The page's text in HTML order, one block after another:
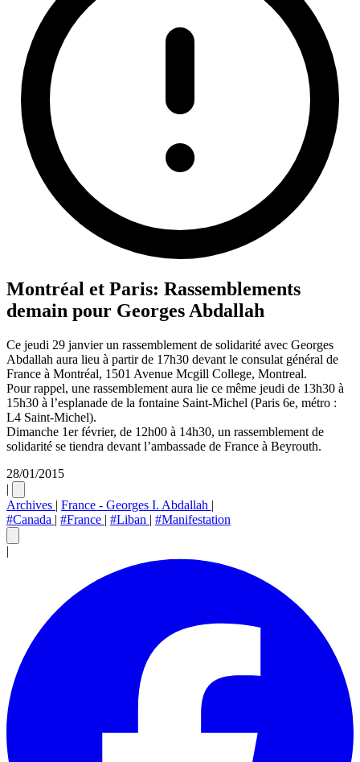
Montréal et Paris: Rassemblements
demain pour Georges Abdallah
Ce jeudi 29 janvier un rassemblement de solidarité avec Georges
Abdallah aura lieu à partir de 17h30 devant le consulat général de
France à Montréal, 1501 Avenue Mcgill College, Montreal.
Pour rappel, une rassemblement aura lie ce même jeudi de 13h30 à
15h30 à l’esplanade de la fontaine Saint-Michel (Paris 6e, métro :
L4 Saint-Michel).
Dimanche 1er février, de 12h00 à 14h30, un rassemblement de
solidarité se tiendra devant l’ambassade de France à Beyrouth.
28/01/2015
|
Archives | France - Georges I. Abdallah |
#Canada | #France | #Liban | #Manifestation
|